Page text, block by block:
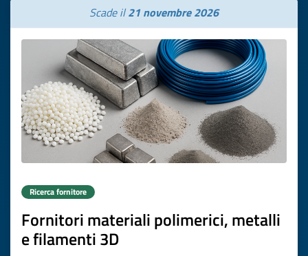
Scade il21 novembre 2026
Ricerca fornitore
Fornitori materiali polimerici, metalli
e filamenti 3D